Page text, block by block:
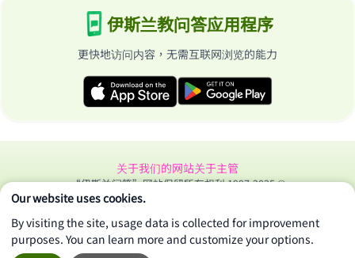
伊斯兰教问答应用程序
更快地访问内容，无需互联网浏览的能力
关于我们的网站关于主管
“伊斯兰问答”网站保留所有权利 1997-2025 ©
Our website uses cookies.
By visiting the site, usage data is collected for improvement
purposes. You can learn more and customize your options.